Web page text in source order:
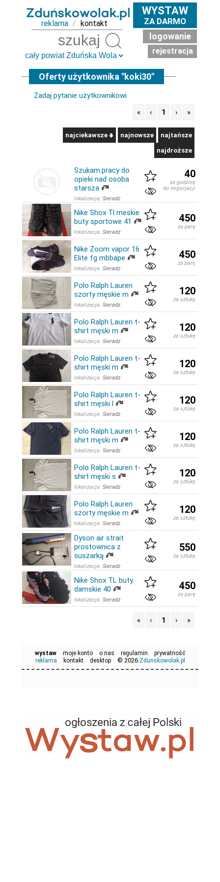
reklama / kontakt
WYSTAW
ZA DARMO
logowanie
rejestracja
Oferty użytkownika "koki30"
Zadaj pytanie użytkownikowi
«
‹ 1 › »
najciekawsze najnowsze najtańsze
najdroższe
Szukam.pracy do
opieki nad osoba
starsza
lokalizacja: Sieradz
40
za godzinę
do negocjacji
Nike Shox Tl meskie
buty sportowe 41
lokalizacja: Sieradz
450
za parę
Nike Zoom vapor 16
Elite fg mbbape
lokalizacja: Sieradz
450
za parę
Polo Ralph Lauren
szorty męskie m
lokalizacja: Sieradz
120
za sztukę
Polo Ralph Lauren t-
shirt męski m
lokalizacja: Sieradz
120
za sztukę
Polo Ralph Lauren t-
shirt męski m
lokalizacja: Sieradz
120
za sztukę
Polo Ralph Lauren t-
shirt męski l
lokalizacja: Sieradz
120
za sztukę
Polo Ralph Lauren t-
shirt męski m
lokalizacja: Sieradz
120
za sztukę
Polo Ralph Lauren t-
shirt męski s
lokalizacja: Sieradz
120
za sztukę
Polo Ralph Lauren
szorty męskie m
lokalizacja: Sieradz
120
za sztukę
Dyson air strait
prostownica z
suszarką
lokalizacja: Sieradz
550
za sztukę
Nike Shox TL buty
damskie 40
lokalizacja: Sieradz
450
za parę
« ‹ 1 › »
wystaw moje konto o nas regulamin
prywatność
reklama
kontakt desktop © 2026 Zdunskowolak.pl